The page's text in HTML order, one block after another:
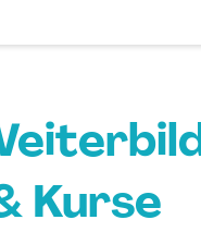
Kurse